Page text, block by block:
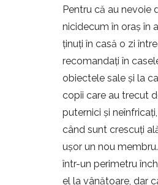
Pentru că au nevoie
nicidecum în oraș în
ținuți în casă o zi
recomandați în
obiectele sale și la
copii care au trecut
puternici și
când sunt crescuți
ușor un nou
într-un perimetru
el la vânătoare, dar